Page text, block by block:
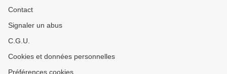
Contact
Signaler un abus
C.G.U.
Cookies et données personnelles
Préférences cookies